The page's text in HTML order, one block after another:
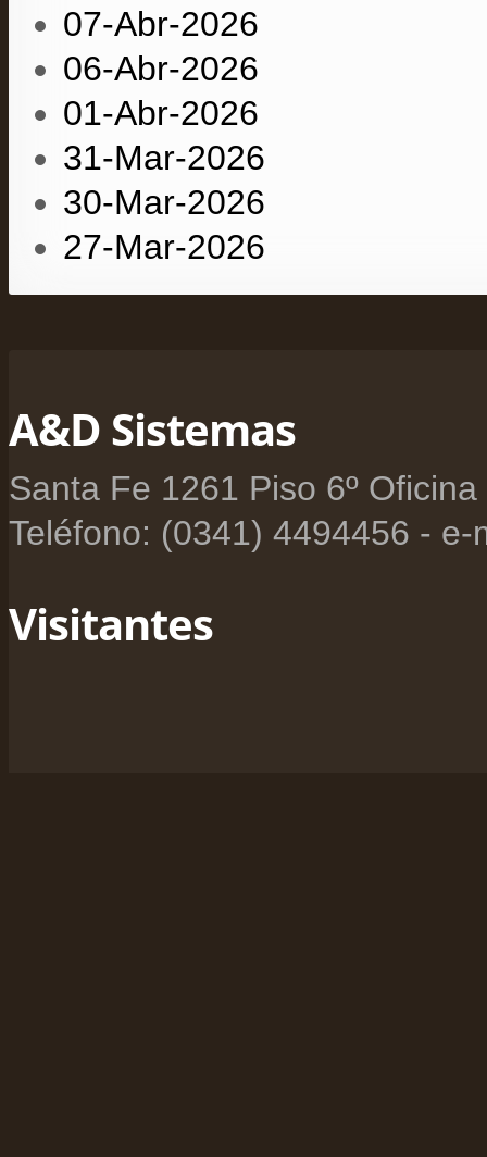
07-Abr-2026
06-Abr-2026
01-Abr-2026
31-Mar-2026
30-Mar-2026
27-Mar-2026
A&D Sistemas
Santa Fe 1261 Piso 6º
Teléfono: (0341) 4494456 -
Visitantes